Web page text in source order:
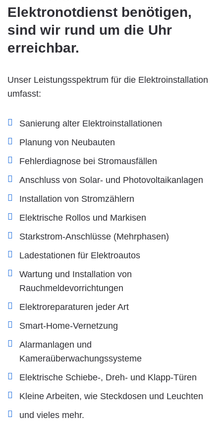
Elektronotdienst benötigen,
sind wir rund um die Uhr
erreichbar.
Unser Leistungsspektrum für die Elektroinstallation
umfasst:
Sanierung alter Elektroinstallationen
Planung von Neubauten
Fehlerdiagnose bei Stromausfällen
Anschluss von Solar- und Photovoltaikanlagen
Installation von Stromzählern
Elektrische Rollos und Markisen
Starkstrom-Anschlüsse (Mehrphasen)
Ladestationen für Elektroautos
Wartung und Installation von
Rauchmeldevorrichtungen
Elektroreparaturen jeder Art
Smart-Home-Vernetzung
Alarmanlagen und
Kameraüberwachungssysteme
Elektrische Schiebe-, Dreh- und Klapp-Türen
Kleine Arbeiten, wie Steckdosen und Leuchten
und vieles mehr.